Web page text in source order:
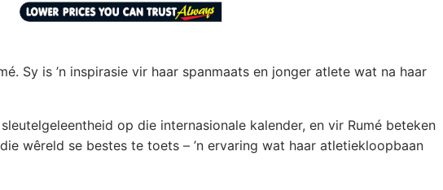
Sy is ’n inspirasie vir haar spanmaats en jonger atlete wat na haar
op die internasionale kalender, en vir Rumé beteken
wêreld se bestes te toets – ’n ervaring wat haar atletiekloopbaan